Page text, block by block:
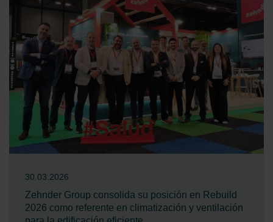
30.03.2026
Zehnder Group consolida su posición en Rebuild
2026 como referente en climatización y ventilación